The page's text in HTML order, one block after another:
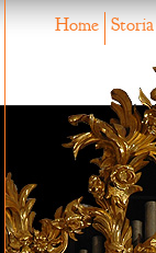
Home Storia